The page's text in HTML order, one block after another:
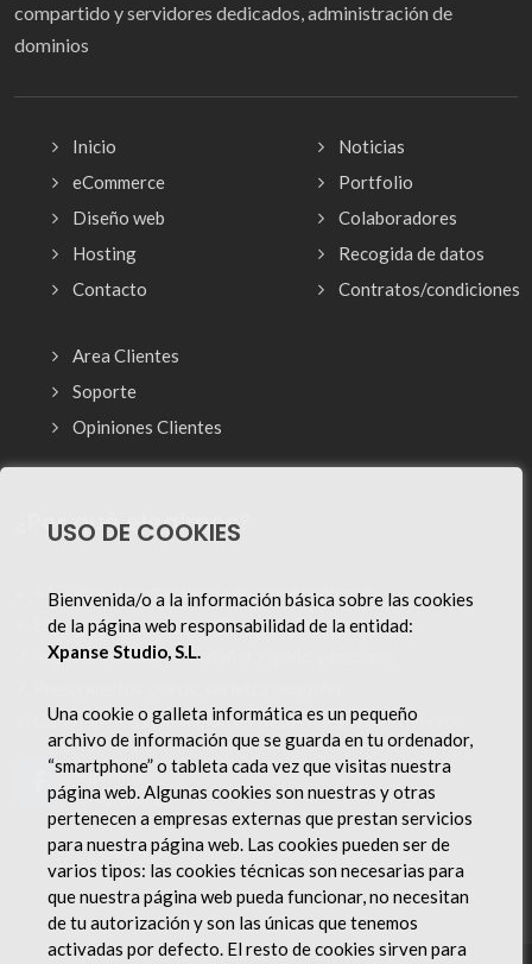
compartido y servidores dedicados, administración de
dominios
Inicio
eCommerce
Diseño web
Hosting
Contacto
Noticias
Portfolio
Colaboradores
Recogida de datos
Contratos/condiciones
Area Clientes
Soporte
Opiniones Clientes
¿Por qué elegirnos?
✓ +15 años de experiencia en desarrollo web
✓ Equipo técnico especializado en España
✓ Soporte técnico en español, rápido y cercano
✓ Garantía de satisfacción en todos nuestros proyectos
Siguenos
en Facebook
USO DE COOKIES
Bienvenida/o a la información básica sobre las cookies
de la página web responsabilidad de la entidad:
Xpanse Studio, S.L.
Una cookie o galleta informática es un pequeño
archivo de información que se guarda en tu ordenador,
“smartphone” o tableta cada vez que visitas nuestra
página web. Algunas cookies son nuestras y otras
pertenecen a empresas externas que prestan servicios
para nuestra página web. Las cookies pueden ser de
varios tipos: las cookies técnicas son necesarias para
que nuestra página web pueda funcionar, no necesitan
de tu autorización y son las únicas que tenemos
activadas por defecto. El resto de cookies sirven para